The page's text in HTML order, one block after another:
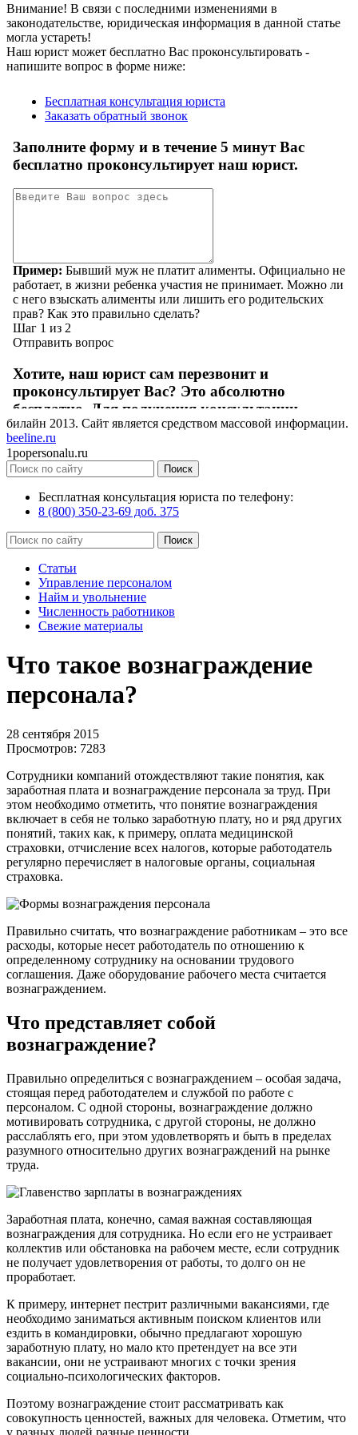
Внимание! В связи с последними изменениями в
законодательстве, юридическая информация в данной статье
могла устареть!
Наш юрист может бесплатно Вас проконсультировать -
напишите вопрос в форме ниже:
билайн 2013. Сайт является средством массовой информации.
beeline.ru
1popersonalu.ru
Бесплатная консультация юриста по телефону:
8 (800) 350-23-69 доб. 375
Статьи
Управление персоналом
Найм и увольнение
Численность работников
Свежие материалы
Что такое вознаграждение
персонала?
28 сентября 2015
Просмотров: 7283
Сотрудники компаний отождествляют такие понятия, как
заработная плата и вознаграждение персонала за труд. При
этом необходимо отметить, что понятие вознаграждения
включает в себя не только заработную плату, но и ряд других
понятий, таких как, к примеру, оплата медицинской
страховки, отчисление всех налогов, которые работодатель
регулярно перечисляет в налоговые органы, социальная
страховка.
Правильно считать, что вознаграждение работникам – это все
расходы, которые несет работодатель по отношению к
определенному сотруднику на основании трудового
соглашения. Даже оборудование рабочего места считается
вознаграждением.
Что представляет собой
вознаграждение?
Правильно определиться с вознаграждением – особая задача,
стоящая перед работодателем и службой по работе с
персоналом. С одной стороны, вознаграждение должно
мотивировать сотрудника, с другой стороны, не должно
расслаблять его, при этом удовлетворять и быть в пределах
разумного относительно других вознаграждений на рынке
труда.
Заработная плата, конечно, самая важная составляющая
вознаграждения для сотрудника. Но если его не устраивает
коллектив или обстановка на рабочем месте, если сотрудник
не получает удовлетворения от работы, то долго он не
проработает.
К примеру, интернет пестрит различными вакансиями, где
необходимо заниматься активным поиском клиентов или
ездить в командировки, обычно предлагают хорошую
заработную плату, но мало кто претендует на все эти
вакансии, они не устраивают многих с точки зрения
социально-психологических факторов.
Поэтому вознаграждение стоит рассматривать как
совокупность ценностей, важных для человека. Отметим, что
у разных людей разные ценности.